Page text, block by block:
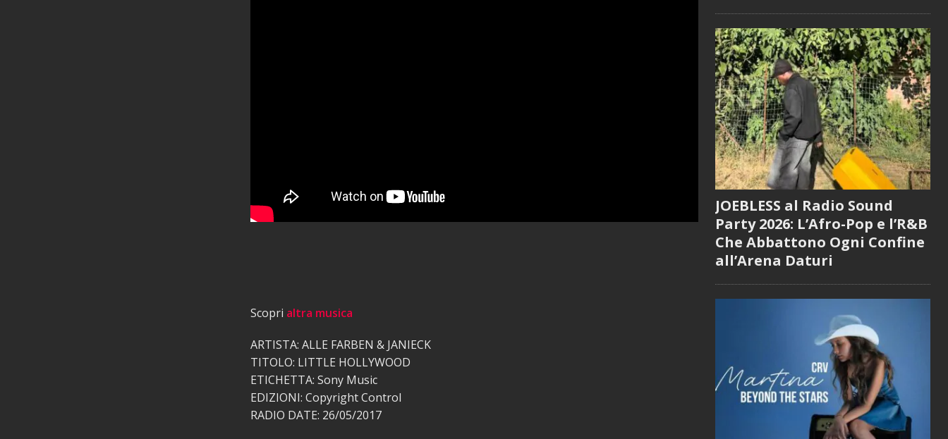
Scopri altra musica
ARTISTA: ALLE FARBEN & JANIECK
TITOLO: LITTLE HOLLYWOOD
ETICHETTA: Sony Music
EDIZIONI: Copyright Control
RADIO DATE: 26/05/2017
JOEBLESS al Radio Sound
Party 2026: L’Afro-Pop e l’R&B
Che Abbattono Ogni Confine
all’Arena Daturi